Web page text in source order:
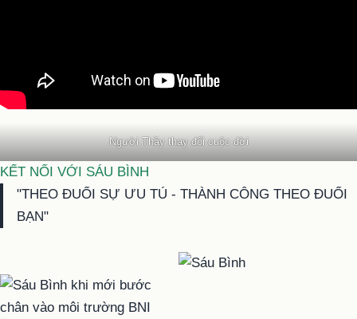
Người Thầy thay đổi cuộc đời
KẾT NỐI VỚI SÁU BÌNH
"THEO ĐUỔI SỰ ƯU TÚ - THÀNH CÔNG THEO ĐUỔI
BẠN"